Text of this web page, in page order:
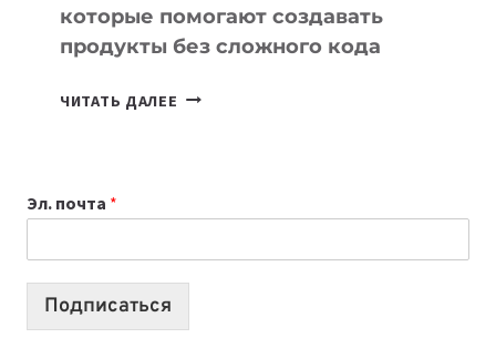
которые помогают создавать
продукты без сложного кода
ЧИТАТЬ ДАЛЕЕ
СОЗДАВАТЬ
ПРОДУКТЫ
Эл. почта *
Подписаться